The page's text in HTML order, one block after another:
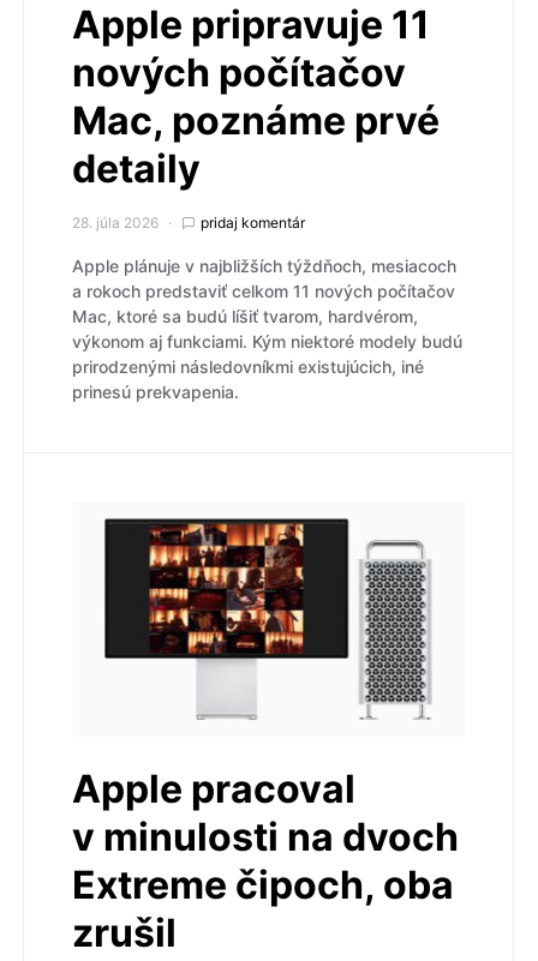
Apple pripravuje 11
nových počítačov
Mac, poznáme prvé
detaily
28. júla 2026 pridaj komentár
Apple plánuje v najbližších týždňoch, mesiacoch
a rokoch predstaviť celkom 11 nových počítačov
Mac, ktoré sa budú líšiť tvarom, hardvérom,
výkonom aj funkciami. Kým niektoré modely budú
prirodzenými následovníkmi existujúcich, iné
prinesú prekvapenia.
Apple pracoval
v minulosti na dvoch
Extreme čipoch, oba
zrušil